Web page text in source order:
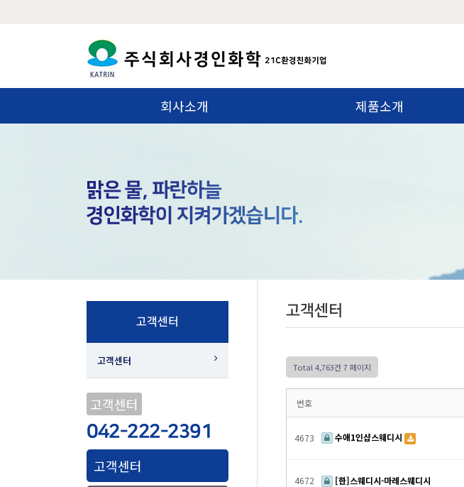
회사소개 제품소개
고객센터
고객센터
고객센터
042-222-2391
고객센터
고객센터
Total 4,763건 7 페이지
번호
4673 수애1인샵스웨디시
4672 [한]스웨디시-마레스웨디시